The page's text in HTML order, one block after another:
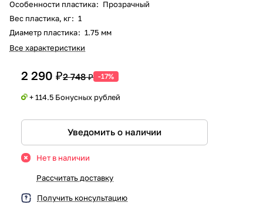
Особенности пластика: Прозрачный
Вес пластика, кг: 1
Диаметр пластика: 1.75 мм
Все характеристики
2 290 ₽2 748 ₽ -17%
+ 114.5 Бонусных рублей
Уведомить о наличии
Нет в наличии
Рассчитать доставку
Получить консультацию